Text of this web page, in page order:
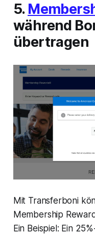
5.
während
übertragen
Mit Transferboni
Membership
Ein Beispiel: Ein